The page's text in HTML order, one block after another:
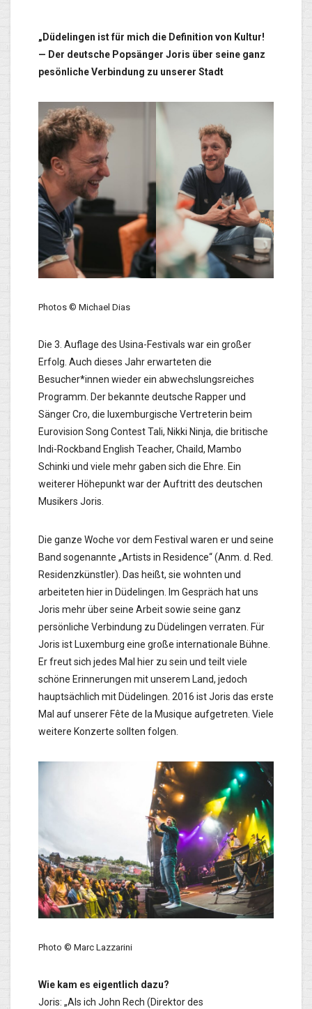
„Düdelingen ist für mich die Definition von Kultur!
— Der deutsche Popsänger Joris über seine ganz
pesönliche Verbindung zu unserer Stadt
Photos © Michael Dias
Die 3. Auflage des Usina-Festivals war ein großer
Erfolg. Auch dieses Jahr erwarteten die
Besucher*innen wieder ein abwechslungsreiches
Programm. Der bekannte deutsche Rapper und
Sänger Cro, die luxemburgische Vertreterin beim
Eurovision Song Contest Tali, Nikki Ninja, die britische
Indi-Rockband English Teacher, Chaild, Mambo
Schinki und viele mehr gaben sich die Ehre. Ein
weiterer Höhepunkt war der Auftritt des deutschen
Musikers Joris.
Die ganze Woche vor dem Festival waren er und seine
Band sogenannte „Artists in Residence“ (Anm. d. Red.
Residenzkünstler). Das heißt, sie wohnten und
arbeiteten hier in Düdelingen. Im Gespräch hat uns
Joris mehr über seine Arbeit sowie seine ganz
persönliche Verbindung zu Düdelingen verraten. Für
Joris ist Luxemburg eine große internationale Bühne.
Er freut sich jedes Mal hier zu sein und teilt viele
schöne Erinnerungen mit unserem Land, jedoch
hauptsächlich mit Düdelingen. 2016 ist Joris das erste
Mal auf unserer Fête de la Musique aufgetreten. Viele
weitere Konzerte sollten folgen.
Photo © Marc Lazzarini
Wie kam es eigentlich dazu?
Joris: „Als ich John Rech (Direktor des